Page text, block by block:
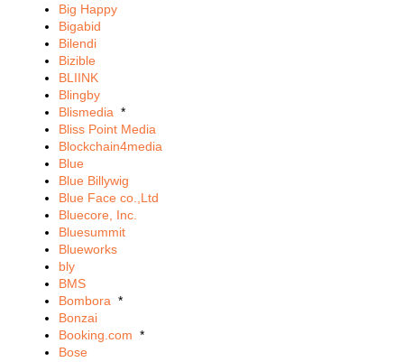
Big Happy
Bigabid
Bilendi
Bizible
BLIINK
Blingby
Blismedia *
Bliss Point Media
Blockchain4media
Blue
Blue Billywig
Blue Face co.,Ltd
Bluecore, Inc.
Bluesummit
Blueworks
bly
BMS
Bombora *
Bonzai
Booking.com *
Bose